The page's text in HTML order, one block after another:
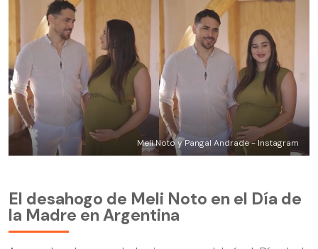
Meli Noto y Pangal Andrade - Instagram
El desahogo de Meli Noto en el Día de
la Madre en Argentina